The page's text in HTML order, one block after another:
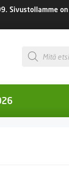
Sivustollamme
Products
search